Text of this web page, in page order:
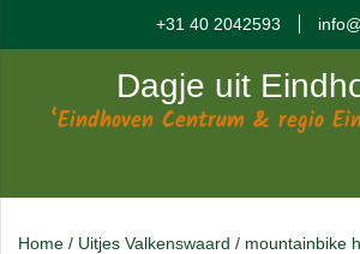
+31 40 2042593
Dagje uit
‘Eindhoven Centrum & regio
Home / Uitjes Valkenswaard / mountainbike